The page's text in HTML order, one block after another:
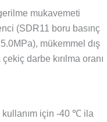
mukavemeti
(SDR11 boru basınç
mükemmel dış
darbe kırılma oranı
kullanım için -40 ℃ ila